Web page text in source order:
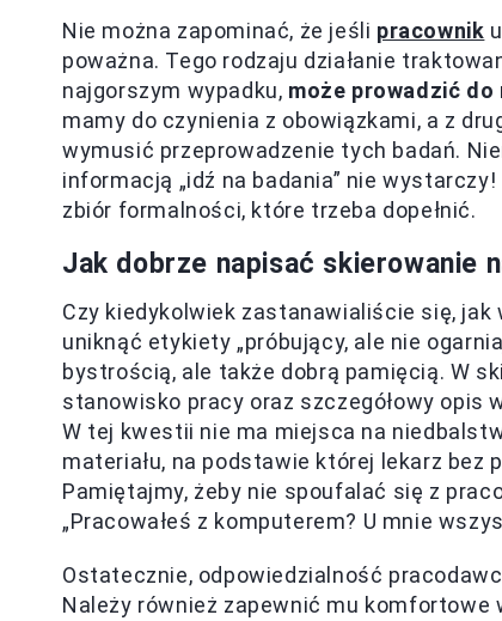
Nie można zapominać, że jeśli pracownik
poważna. Tego rodzaju działanie
najgorszym wypadku, może prowadzić do
mamy do czynienia z obowiązkami, a z
wymusić przeprowadzenie tych badań.
informacją „idź na badania” nie
zbiór formalności, które trzeba dopełnić.
Jak dobrze napisać skierowanie
Czy kiedykolwiek zastanawialiście się,
uniknąć etykiety „próbujący, ale nie
bystrością, ale także dobrą pamięcią. W
stanowisko pracy oraz szczegółowy opis
W tej kwestii nie ma miejsca na
materiału, na podstawie której lekarz bez
Pamiętajmy, żeby nie spoufalać się z
„Pracowałeś z komputerem? U mnie
Ostatecznie, odpowiedzialność
Należy również zapewnić mu komfortowe